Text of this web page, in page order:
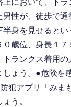
において、トラ
性が、徒歩で通
半身を見せると
０歳位、身長１
ランクス着用
しょう。●危険を
犯アプリ「みま
う。